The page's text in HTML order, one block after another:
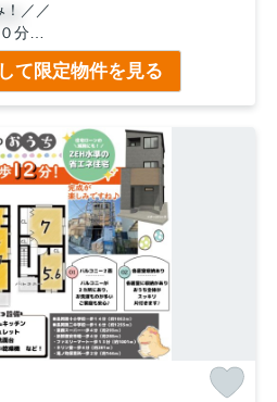
！／／
分
お子様がいるご家庭も安心です
て限定物件を見る